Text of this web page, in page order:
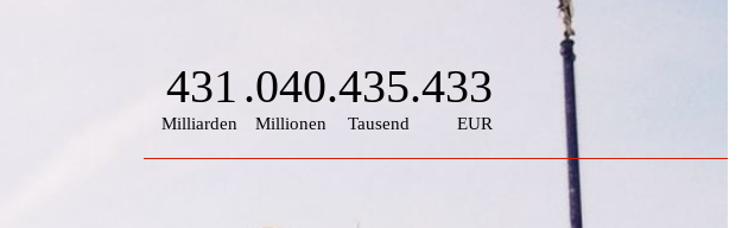
.122
EUR
.436
Tausend
.040
Millionen
431
Milliarden